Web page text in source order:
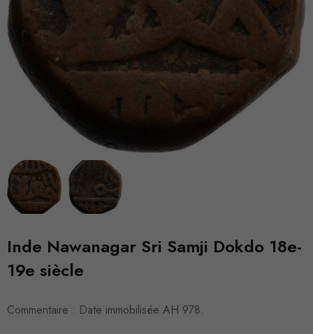
Inde Nawanagar Sri Samji Dokdo 18e-
19e siècle
Commentaire : Date immobilisée AH 978.